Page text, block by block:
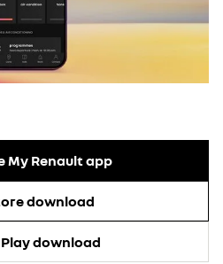
My Renault app
download
download